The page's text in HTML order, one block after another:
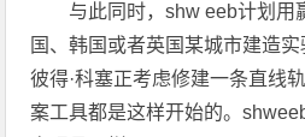
与此同时，shw eeb计划用
国、韩国或者英国某城市建造
彼得·科塞正考虑修建一条直线
案工具都是这样开始的。